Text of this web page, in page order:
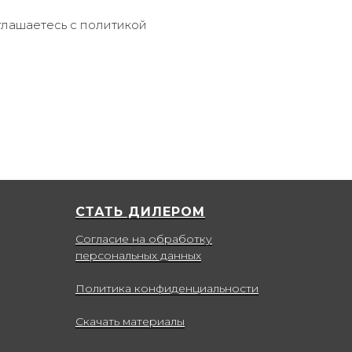
c политикой
СТАТЬ ДИЛЕРОМ
Согласие на обработку
персональных данных
Политика конфиденциальности
Скачать материалы